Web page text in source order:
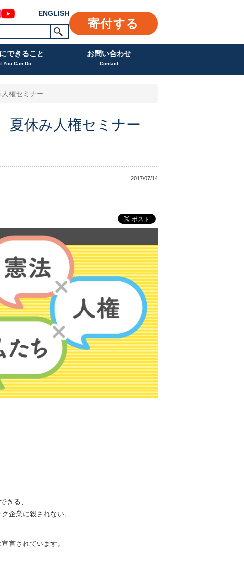
ENGLISH
寄付する
できること
You Can Do
お問い合わせ
Contact
権セミナー ...
夏休み人権セミナー
2017/07/14
きる、
企業に殺されない、
言されています。